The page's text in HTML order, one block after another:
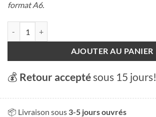
format A6.
AJOUTER AU PANIER
💰 Retour acceptésous 15 jours!
📦 Livraison sous 3-5 jours ouvrés